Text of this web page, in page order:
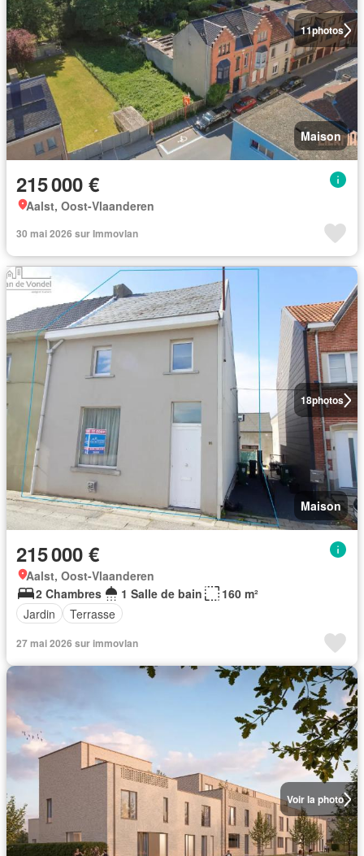
11photos
Maison
215 000 €
Aalst, Oost-Vlaanderen
30 mai 2026 sur Immovlan
18photos
Maison
215 000 €
Aalst, Oost-Vlaanderen
2 Chambres
1 Salle de bain
160 m²
Jardin
Terrasse
27 mai 2026 sur immovlan
Voir la photo